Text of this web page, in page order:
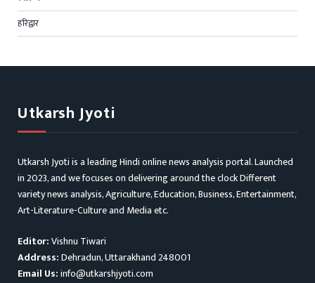
हरिद्वार
Utkarsh Jyoti
Utkarsh Jyoti is a leading Hindi online news analysis portal. Launched
in 2023, and we focuses on delivering around the clock Different
variety news analysis, Agriculture, Education, Business, Entertainment,
Art-Literature-Culture and Media etc.
Editor:Vishnu Tiwari
Address:Dehradun, Uttarakhand 248001
Email Us:info@utkarshjyoti.com